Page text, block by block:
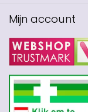
Mijn account